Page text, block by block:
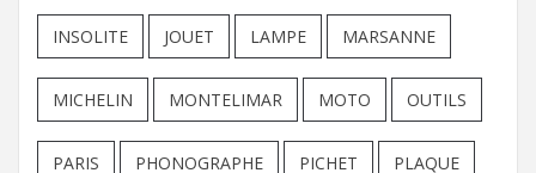
INSOLITE JOUET LAMPE MARSANNE
MICHELIN MONTELIMAR MOTO OUTILS
PARIS PHONOGRAPHE PICHET PLAQUE